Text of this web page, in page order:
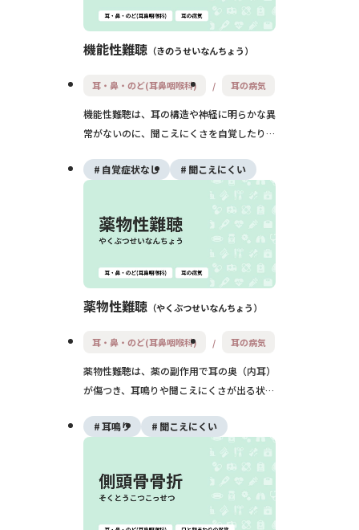
機能性難聴 きのうせいなんちょう
耳・鼻・のど(耳鼻咽喉科) 耳の病気
機能性難聴は、耳の構造や神経に明らかな異
常がないのに、聞こえにくさを自覚したり、
や心理的な要因が背景にあることが多く、適
切な説明や心のケアで改善が期待できること
自覚症状なし 聞こえにくい
薬物性難聴 やくぶつせいなんちょう
耳・鼻・のど(耳鼻咽喉科) 耳の病気
薬物性難聴は、薬の副作用で耳の奥（内耳）
が傷つき、耳鳴りや聞こえにくさが出る状態
因となることがあり、中には一度起こると元
に戻りにくい難聴もあります。薬の中止・変
更を含め、早めの相談が大切です。
耳鳴り 聞こえにくい